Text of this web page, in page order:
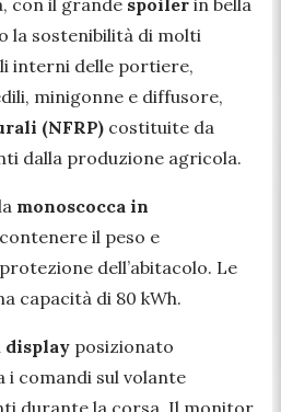
con il grande spoiler in bella
la sostenibilità di molti
interni delle portiere,
minigonne e diffusore,
(NFRP) costituite da
dalla produzione agricola.
monoscocca in
il peso e
dell’abitacolo. Le
capacità di 80 kWh.
display posizionato
comandi sul volante